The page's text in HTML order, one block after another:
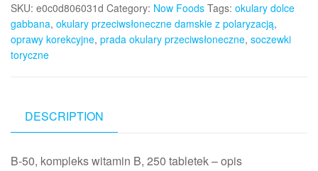
SKU: e0c0d806031d Category: Now Foods Tags: okulary dolce
gabbana, okulary przeciwsłoneczne damskie z polaryzacją,
oprawy korekcyjne, prada okulary przeciwsłoneczne, soczewki
toryczne
DESCRIPTION
B-50, kompleks witamin B, 250 tabletek – opis